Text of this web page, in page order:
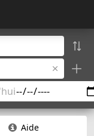
Aide